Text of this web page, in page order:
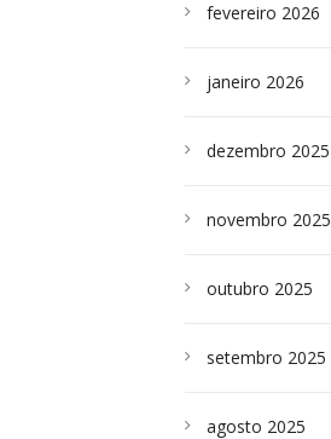
fevereiro 2026
janeiro 2026
dezembro 2025
novembro 2025
outubro 2025
setembro 2025
agosto 2025